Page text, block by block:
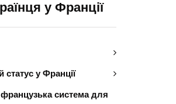
у Франції
у Франції
французька система для